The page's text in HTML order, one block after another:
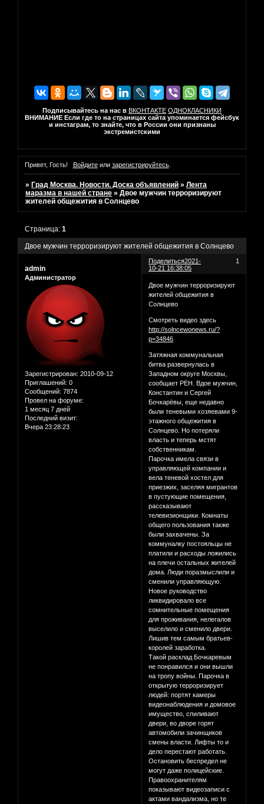
Подписывайтесь на нас в ВКОНТАКТЕ ОДНОКЛАСНИКИ
ВНИМАНИЕ Если где то на страницах сайта упоминается фейсбук
и инстаграм, то знайте, что в России они признаны
экстремистскими
Привет, Гость! Войдитеили зарегистрируйтесь.
» Град Москва. Новости. Доска объявлений »Лента
маразма в нашей стране »Двое мужчин терроризируют
жителей общежития в Солнцево
Двое мужчин терроризируют жителей общежития в Солнцево
Страница:1
Поделиться 1
2021-
10-21 16:38:05
admin
Администратор
Зарегистрирован: 2010-09-12
Приглашений: 0
Сообщений: 7874
Провел на форуме:
1 месяц 7 дней
Последний визит:
Вчера 23:28:23
Двое мужчин терроризируют
жителей общежития в
Солнцево
Смотреть видео здесь
http://solncewonews.ru/?
p=34846
Затяжная коммунальная
битва развернулась в
Западном округе Москвы,
сообщает РЕН. Вдое мужчин,
Константин и Сергей
Бочкарёвы, еще недавно
были теневыми хозяевами 9-
этажного общежития в
Солнцево. Но потеряли
власть и теперь мстят
собственникам.
Парочка имела связи в
управляющей компании и
вела теневой хостел для
приезжих, заселяя мигрантов
в пустующие помещения,
рассказывают
телевизионщики. Комнаты
общего пользования также
были захвачены. За
коммуналку постояльцы не
платили и расходы ложились
на плечи остальных жителей
дома. Люди поразмыслили и
сменили управляющую.
Новое руководство
ликвидировало все
сомнительные помещения
для проживания, нелегалов
выселило и сменило двери.
Лишив тем самым братьев-
королей заработка.
Такой расклад Бочкаревым
не понравился и они вышли
на тропу войны. Парочка в
открытую терроризирует
людей: портят камеры
видеонаблюдения и домовое
имущество, спиливают
двери, во дворе горят
автомобили зачинщиков
смены власти. Лифты то и
дело перестают работать.
Остановить беспредел не
могут даже полицейские.
Правоохранителям
показывают видеозаписи с
актами вандализма, но те